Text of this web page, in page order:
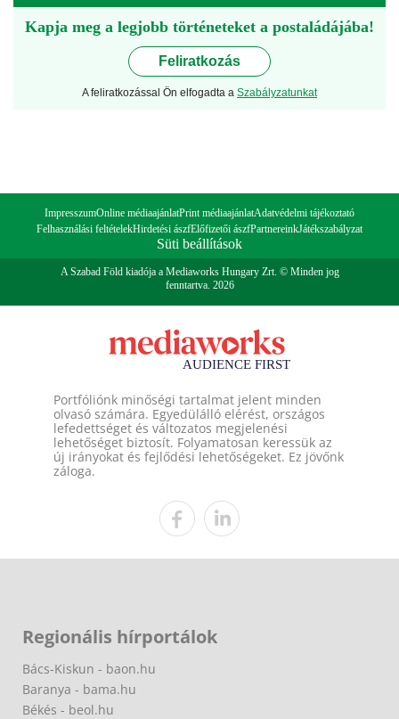
Kapja meg a legjobb történeteket a postaládájába!
Feliratkozás
A feliratkozással Ön elfogadta a Szabályzatunkat
ImpresszumOnline médiaajánlatPrint médiaajánlatAdatvédelmi tájékoztató
Felhasználási feltételekHirdetési ászfElőfizetői ászfPartnereinkJátékszabályzat
Süti beállítások
A Szabad Föld kiadója a Mediaworks Hungary Zrt. © Minden jog
fenntartva. 2026
Portfóliónk minőségi tartalmat jelent minden
olvasó számára. Egyedülálló elérést, országos
lefedettséget és változatos megjelenési
lehetőséget biztosít. Folyamatosan keressük az
új irányokat és fejlődési lehetőségeket. Ez jövőnk
záloga.
Regionális hírportálok
Bács-Kiskun - baon.hu
Baranya - bama.hu
Békés - beol.hu